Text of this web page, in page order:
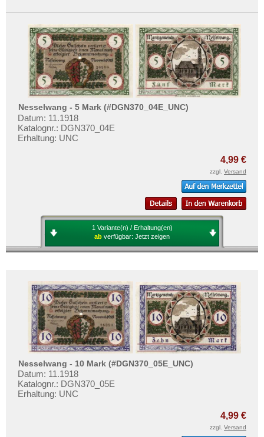
Nesselwang - 5 Mark (#DGN370_04E_UNC)
Datum: 11.1918
Katalognr.: DGN370_04E
Erhaltung: UNC
4,99 €
zzgl. Versand
1 Variante(n) / Erhaltung(en)
ab verfügbar: Jetzt zeigen
Nesselwang - 10 Mark (#DGN370_05E_UNC)
Datum: 11.1918
Katalognr.: DGN370_05E
Erhaltung: UNC
4,99 €
zzgl. Versand